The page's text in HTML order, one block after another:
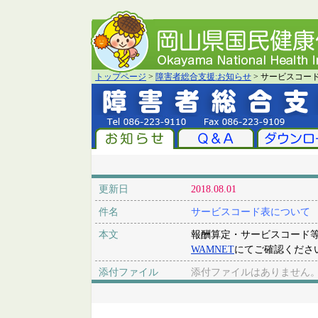
トップページ > 障害者総合支援:お知らせ > サービスコー
更新日
2018.08.01
件名
サービスコード表について
本文
報酬算定・サービスコード
WAMNETにてご確認くださ
添付ファイル
添付ファイルはありません